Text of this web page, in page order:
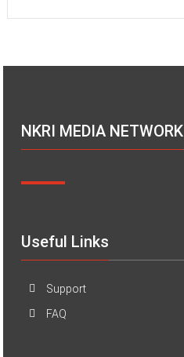
NKRI MEDIA NETWORK
Useful Links
Support
FAQ